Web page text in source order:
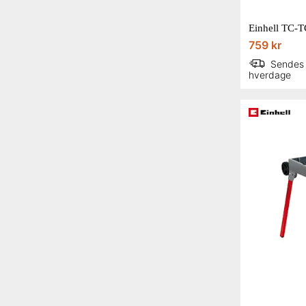
759 kr
hverdage